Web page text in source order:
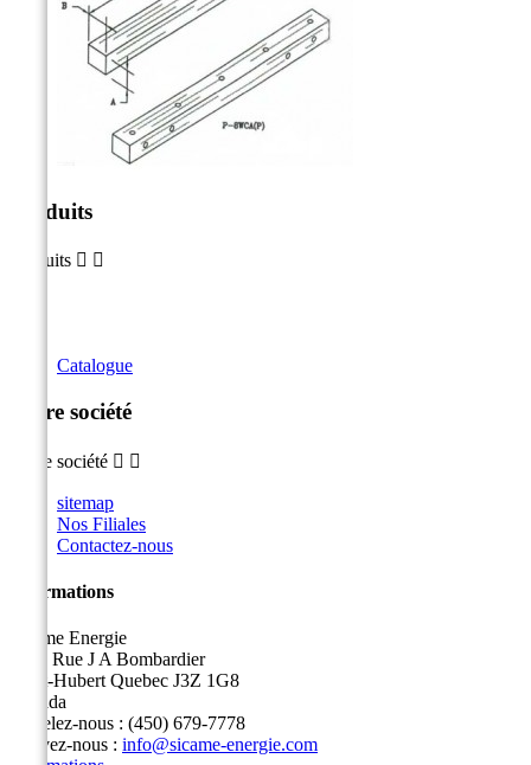
Produits
Produits  
Catalogue
Notre société
Notre société  
sitemap
Nos Filiales
Contactez-nous
Informations
Sicame Energie
5400 Rue J A Bombardier
Saint-Hubert Quebec J3Z 1G8
Canada
Appelez-nous : (450) 679-7778
Écrivez-nous : info@sicame-energie.com